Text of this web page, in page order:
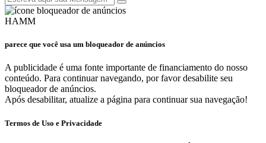
HAMM
parece que você usa um bloqueador de anúncios
A publicidade é uma fonte importante de financiamento do nosso
conteúdo. Para continuar navegando, por favor desabilite seu
bloqueador de anúncios.
Após desabilitar, atualize a página para continuar sua navegação!
Termos de Uso e Privacidade